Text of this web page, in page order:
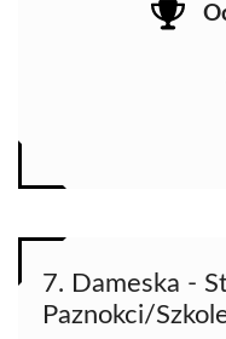
7. Dameska -
Paznokci/